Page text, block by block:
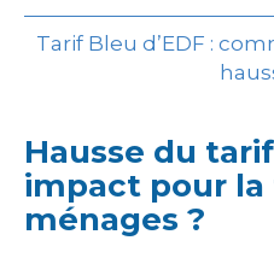
Tarif Bleu d’EDF :
Hausse du
impact pour
ménages ?